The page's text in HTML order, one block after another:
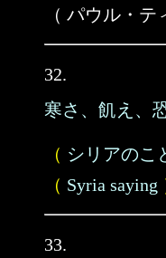
（ パウル・テ
32.
寒さ、飢え、
（ シリアのこ
（ Syria saying
33.